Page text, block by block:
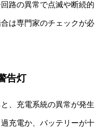
路の異常で点滅や断続的
は専門家のチェックが必
告灯
、充電系統の異常が発生
充電か、バッテリーが十